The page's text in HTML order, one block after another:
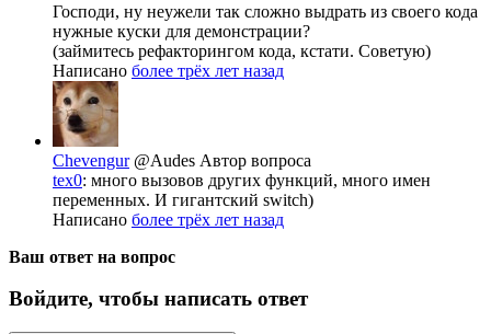
Господи, ну неужели так сложно выдрать из своего кода
нужные куски для демонстрации?
(займитесь рефакторингом кода, кстати. Советую)
Написано более трёх лет назад
Chevengur @Audes Автор вопроса
tex0: много вызовов других функций, много имен
переменных. И гигантский switch)
Написано более трёх лет назад
Ваш ответ на вопрос
Войдите, чтобы написать ответ